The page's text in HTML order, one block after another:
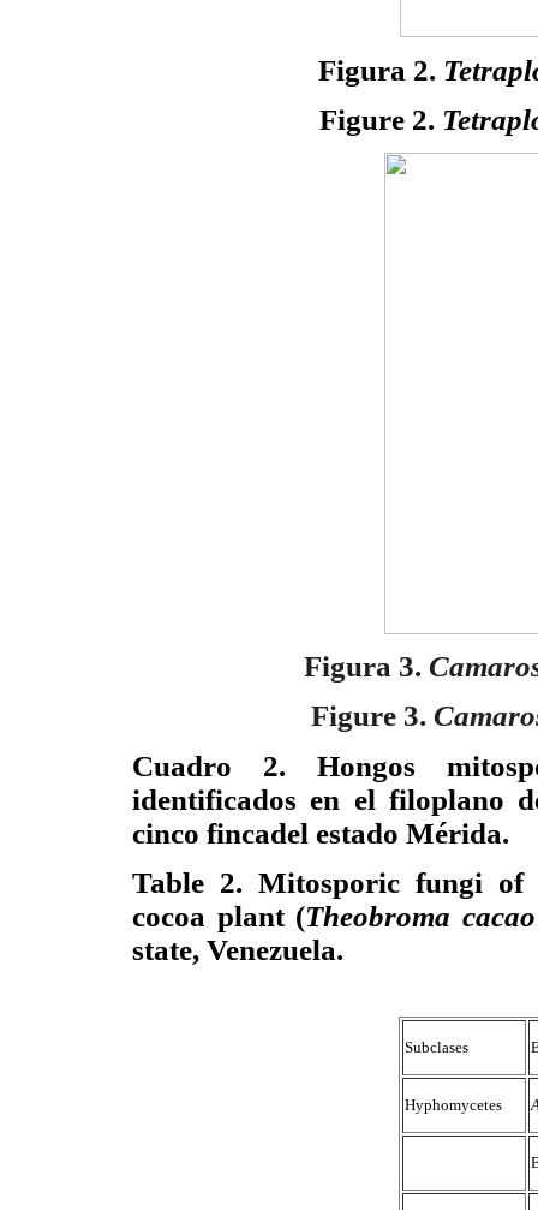
Figura 2.
Figure 2.
Figura 3.
Figure 3.
Cuadro 2. Hongos
identificados en el filoplano
cinco fincadel estado Mérida.
Table 2. Mitosporic fungi of
cocoa plant (Theobroma cacao
state, Venezuela.
Subclases
Hyphomycetes